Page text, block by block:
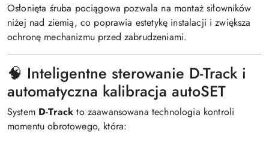
Osłonięta śruba pociągowa pozwala na montaż siłowników
niżej nad ziemią, co poprawia estetykę instalacji i zwiększa
ochronę mechanizmu przed zabrudzeniami.
🧠 Inteligentne sterowanie D-Track i
automatyczna kalibracja autoSET
System D-Track to zaawansowana technologia kontroli
momentu obrotowego, która: